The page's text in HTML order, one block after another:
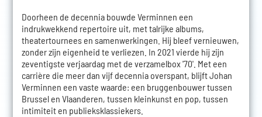
Doorheen de decennia bouwde Verminnen een
indrukwekkend repertoire uit, met talrijke albums,
theatertournees en samenwerkingen. Hij bleef vernieuwen,
zonder zijn eigenheid te verliezen. In 2021 vierde hij zijn
zeventigste verjaardag met de verzamelbox '70'. Met een
carrière die meer dan vijf decennia overspant, blijft Johan
Verminnen een vaste waarde: een bruggenbouwer tussen
Brussel en Vlaanderen, tussen kleinkunst en pop, tussen
intimiteit en publieksklassiekers.